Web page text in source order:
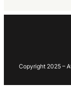
Copyright 2025 –